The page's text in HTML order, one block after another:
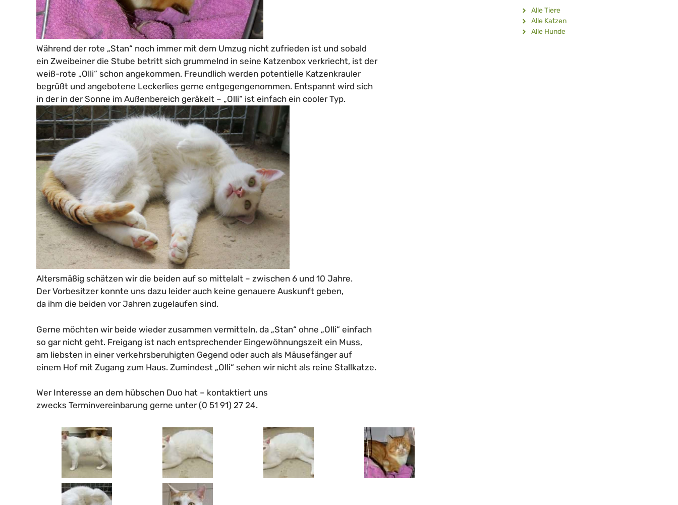
Während der rote „Stan“ noch immer mit dem Umzug nicht zufrieden ist und sobald
ein Zweibeiner die Stube betritt sich grummelnd in seine Katzenbox verkriecht, ist der
weiß-rote „Olli“ schon angekommen. Freundlich werden potentielle Katzenkrauler
begrüßt und angebotene Leckerlies gerne entgegengenommen. Entspannt wird sich
in der in der Sonne im Außenbereich geräkelt – „Olli“ ist einfach ein cooler Typ.
Altersmäßig schätzen wir die beiden auf so mittelalt – zwischen 6 und 10 Jahre.
Der Vorbesitzer konnte uns dazu leider auch keine genauere Auskunft geben,
da ihm die beiden vor Jahren zugelaufen sind.
Gerne möchten wir beide wieder zusammen vermitteln, da „Stan“ ohne „Olli“ einfach
so gar nicht geht. Freigang ist nach entsprechender Eingewöhnungszeit ein Muss,
am liebsten in einer verkehrsberuhigten Gegend oder auch als Mäusefänger auf
einem Hof mit Zugang zum Haus. Zumindest „Olli“ sehen wir nicht als reine Stallkatze.
Wer Interesse an dem hübschen Duo hat – kontaktiert uns
zwecks Terminvereinbarung gerne unter (0 51 91) 27 24.
Alle Tiere
Alle Katzen
Alle Hunde